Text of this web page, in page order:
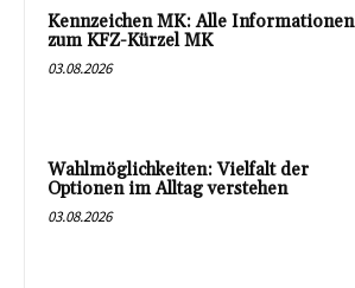
Kennzeichen MK: Alle Informationen
zum KFZ-Kürzel MK
03.08.2026
Wahlmöglichkeiten: Vielfalt der
Optionen im Alltag verstehen
03.08.2026